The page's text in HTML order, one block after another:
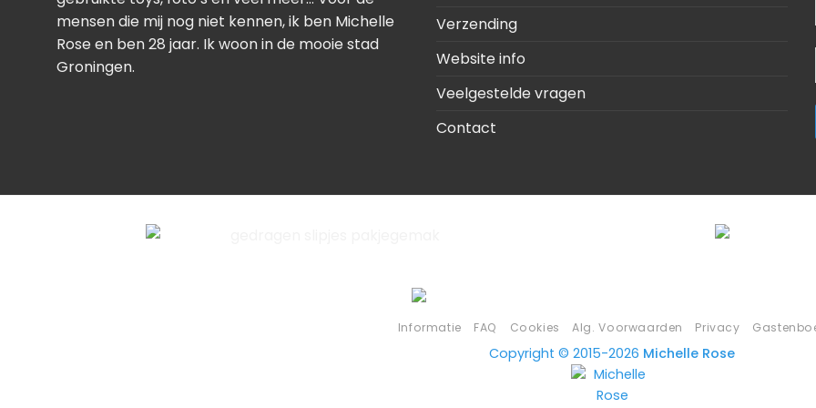
mensen die mij nog niet kennen, ik ben Michelle
Rose en ben 28 jaar. Ik woon in de mooie stad
Groningen.
Verzending
Website info
Veelgestelde vragen
Contact
Informatie FAQ Cookies Alg. Voorwaarden Privacy
Copyright © 2015-2026 Michelle Rose